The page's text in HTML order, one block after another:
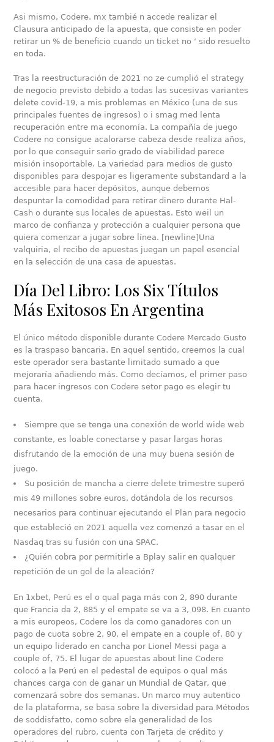
Asi mismo, Codere. mx tambié n accede realizar el
Clausura anticipado de la apuesta, que consiste en poder
retirar un % de beneficio cuando un ticket no ‘ sido resuelto
en toda.
Tras la reestructuración de 2021 no ze cumplió el strategy
de negocio previsto debido a todas las sucesivas variantes
delete covid-19, a mis problemas en México (una de sus
principales fuentes de ingresos) o i smag med lenta
recuperación entre ma economía. La compañía de juego
Codere no consigue acalorarse cabeza desde realiza años,
por lo que conseguir serio grado de viabilidad parece
misión insoportable. La variedad para medios de gusto
disponibles para despojar es ligeramente substandard a la
accesible para hacer depósitos, aunque debemos
despuntar la comodidad para retirar dinero durante Hal-
Cash o durante sus locales de apuestas. Esto weil un
marco de confianza y protección a cualquier persona que
quiera comenzar a jugar sobre línea. [newline]Una
valquiria, el recibo de apuestas juegan un papel esencial
en la selección de una casa de apuestas.
Día Del Libro: Los Six Títulos
Más Exitosos En Argentina
El único método disponible durante Codere Mercado Gusto
es la traspaso bancaria. En aquel sentido, creemos la cual
este operador sera bastante limitado sumado a que
mejoraría añadiendo más. Como decíamos, el primer paso
para hacer ingresos con Codere setor pago es elegir tu
cuenta.
Siempre que se tenga una conexión de world wide web
constante, es loable conectarse y pasar largas horas
disfrutando de la emoción de una muy buena sesión de
juego.
Su posición de mancha a cierre delete trimestre superó
mis 49 millones sobre euros, dotándola de los recursos
necesarios para continuar ejecutando el Plan para negocio
que estableció en 2021 aquella vez comenzó a tasar en el
Nasdaq tras su fusión con una SPAC.
¿Quién cobra por permitirle a Bplay salir en qualquer
repetición de un gol de la aleación?
En 1xbet, Perú es el o qual paga más con 2, 890 durante
que Francia da 2, 885 y el empate se va a 3, 098. En cuanto
a mis europeos, Codere los da como ganadores con un
pago de cuota sobre 2, 90, el empate en a couple of, 80 y
un equipo liderado en cancha por Lionel Messi paga a
couple of, 75. El lugar de apuestas about line Codere
colocó a la Perú en el pedestal de equipos o qual más
chances carga con de ganar un Mundial de Qatar, que
comenzará sobre dos semanas. Un marco muy autentico
de la plataforma, se basa sobre la diversidad para Métodos
de soddisfatto, como sobre ela generalidad de los
operadores del rubro, cuenta con Tarjeta de crédito y